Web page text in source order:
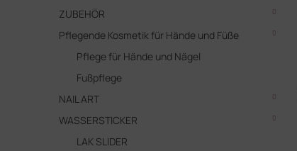
t
ZUBEHÖR
Pflegende Kosmetik für Hände und Füße
Pflege für Hände und Nägel
Fußpflege
NAIL ART
WASSERSTICKER
LAK SLIDER